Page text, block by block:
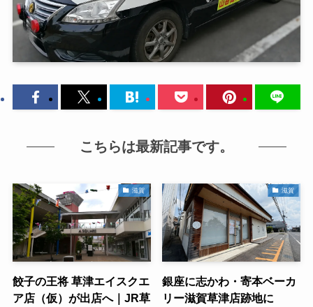
こちらは最新記事です。
滋賀
餃子の王将 草津エイスクエ
ア店（仮）が出店へ｜JR草
滋賀
銀座に志かわ・寄本ベーカ
リー滋賀草津店跡地に